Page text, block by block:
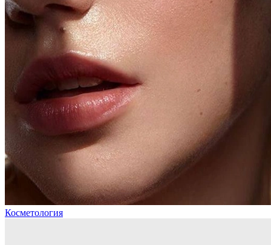
Косметология